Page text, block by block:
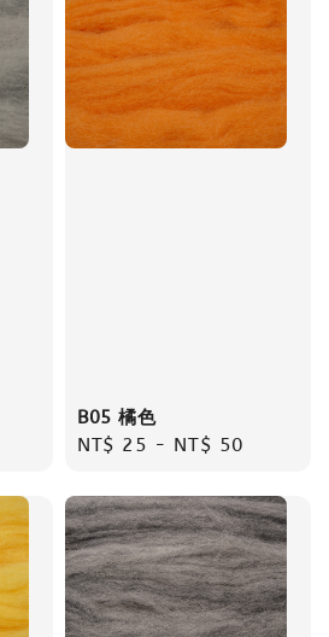
B05 橘色
Regular
NT$ 25 - NT$ 50